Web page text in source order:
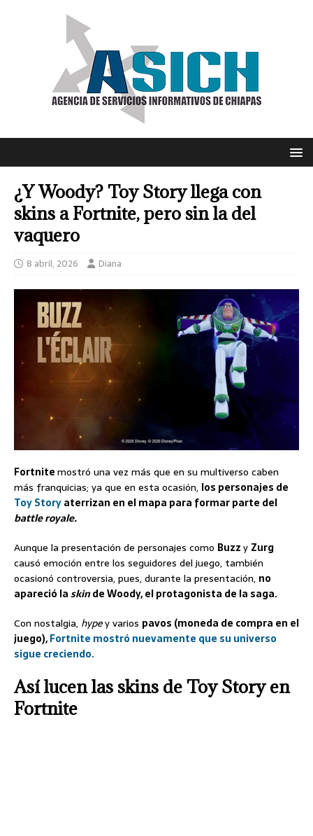
¿Y Woody? Toy Story llega con
skins a Fortnite, pero sin la del
vaquero
8 abril, 2026 Diana
Fortnitemostró una vez más que en su multiverso caben
más franquicias; ya que en esta ocasión, los personajes de
Toy Storyaterrizan en el mapa para formar parte del
battle royale.
Aunque la presentación de personajes como Buzzy Zurg
causó emoción entre los seguidores del juego, también
ocasionó controversia, pues, durante la presentación, no
apareció laskinde Woody, el protagonista de la saga.
Con nostalgia, hypey varios pavos (moneda de compra en el
juego),Fortnite mostró nuevamente que su universo
sigue creciendo.
Así lucen las skins de Toy Story en
Fortnite